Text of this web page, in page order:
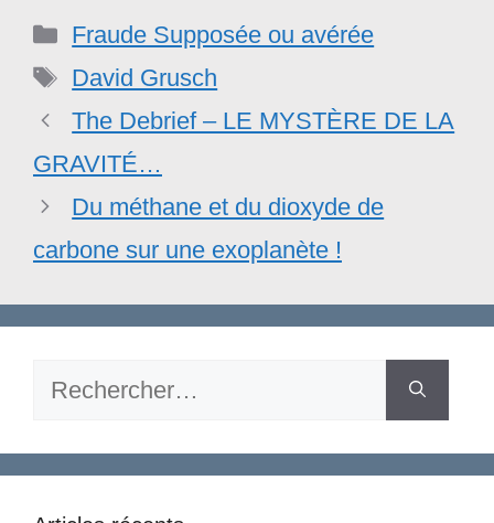
Catégories
Fraude Supposée ou avérée
Étiquettes
David Grusch
The Debrief – LE MYSTÈRE DE LA
GRAVITÉ…
Du méthane et du dioxyde de
carbone sur une exoplanète !
Rechercher :